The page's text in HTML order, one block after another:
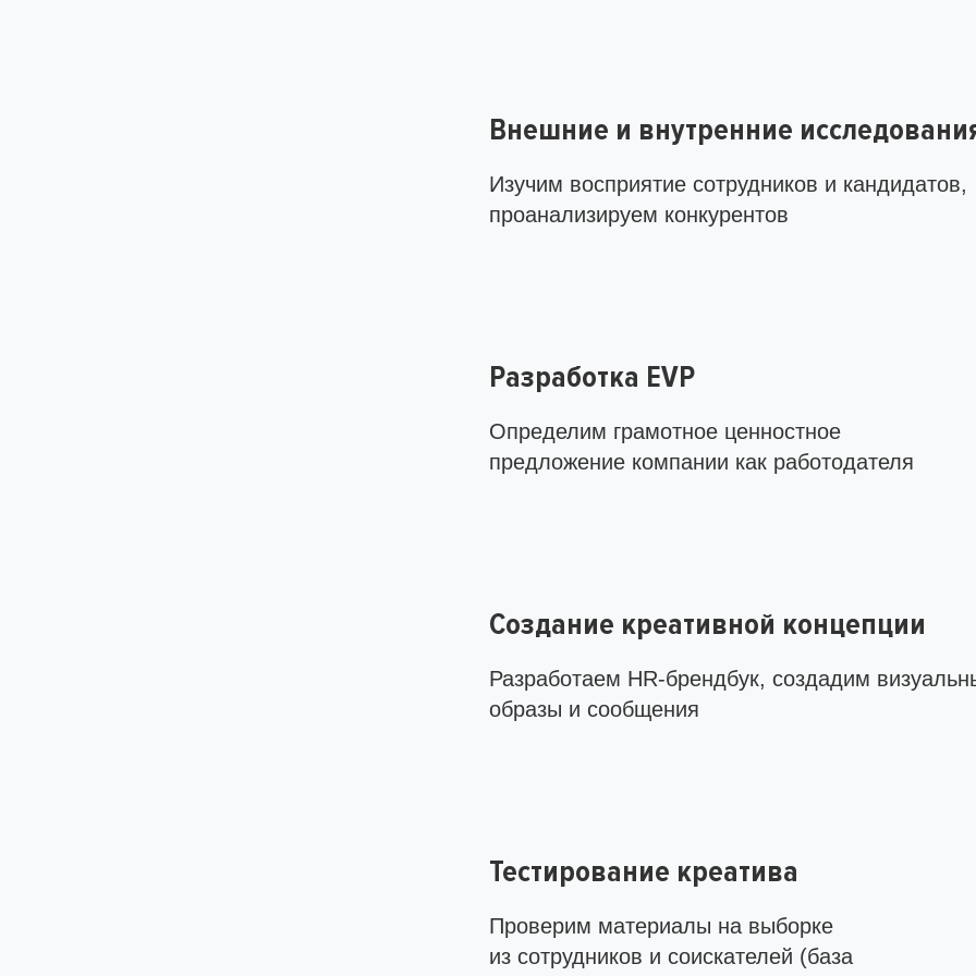
Внешние и внутренние
Изучим восприятие сотрудников и кандидатов,
проанализируем конкурентов
Разработка EVP
Определим грамотное ценностное
предложение компании как работодателя
Создание креативной концепции
Разработаем HR-брендбук, создадим
образы и сообщения
Тестирование креатива
Проверим материалы на выборке
из сотрудников и соискателей (база